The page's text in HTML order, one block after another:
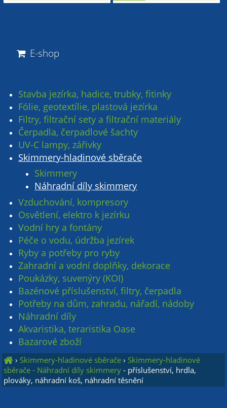
E-shop
Stavba jezírka, hadice, trubky, fitinky
Fólie, geotextílie, plastová jezírka
Filtry, filtrační sety a filtrační materiály
Čerpadla, čerpadlové šachty
UV-C lampy, zářivky
Skimmery-hladinové sběrače
Skimmery
Náhradní díly skimmery
Vzduchování, kompresory
Osvětlení, elektro k jezírku
Vodní hry a fontány
Péče o vodu, údržba jezírek
Ryby a potřeby pro ryby
Zahradní a vodní doplňky, dekorace
Poukázky, suvenýry (KOI)
Bazénové příslušenství, filtry, čerpadla
Potřeby na dům, zahradu, nářadí, nádoby
Náhradní díly
Akvaristika, teraristika Oase
Bazarové zboží
› Skimmery-hladinové sběrače › Skimmery-hladinové
sběrače - Náhradní díly skimmery - příslušenství, hrdla,
plováky, náhradní koš, náhradní těsnění